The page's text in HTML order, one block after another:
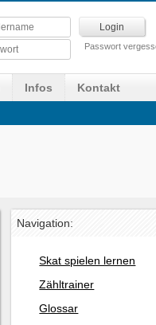
Passwort
Infos Kontakt
Navigation:
Skat spielen lernen
Zähltrainer
Glossar